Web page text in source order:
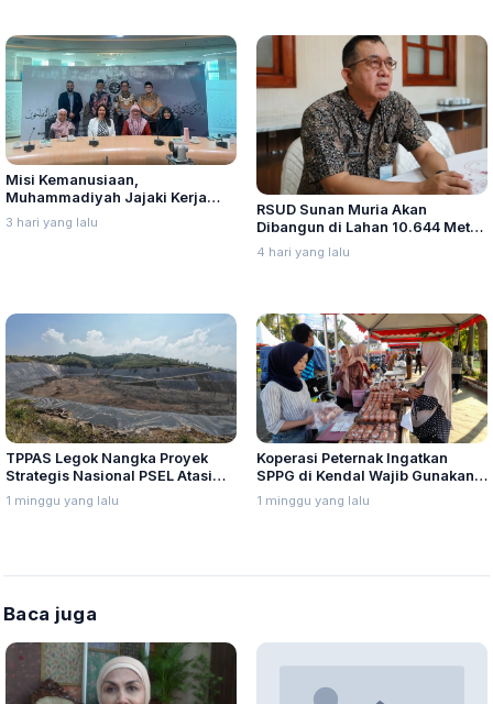
Misi Kemanusiaan,
Muhammadiyah Jajaki Kerja
Sama Pelayanan Kanker Bagi
Warga Palestina di Yordania
3 hari yang lalu
RSUD Sunan Muria Akan
Dibangun di Lahan 10.644 Meter
Persegi, Perizinan Mulai Diurus
4 hari yang lalu
TPPAS Legok Nangka Proyek
Strategis Nasional PSEL Atasi
Sampah di Bandung Raya
1 minggu yang lalu
Koperasi Peternak Ingatkan
SPPG di Kendal Wajib Gunakan
Telur Lokal, Sesuai Kesepakatan
Jawa Tengah
1 minggu yang lalu
Baca juga